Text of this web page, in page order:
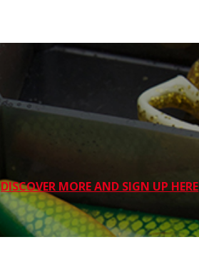
DISCOVER MORE AND SIGN UP HERE